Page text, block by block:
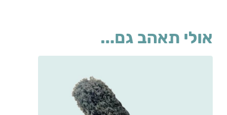
אולי תאהב גם...